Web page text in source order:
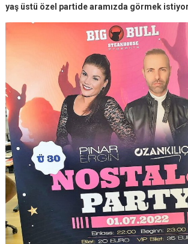
yaş üstü özel partide aramızda görmek